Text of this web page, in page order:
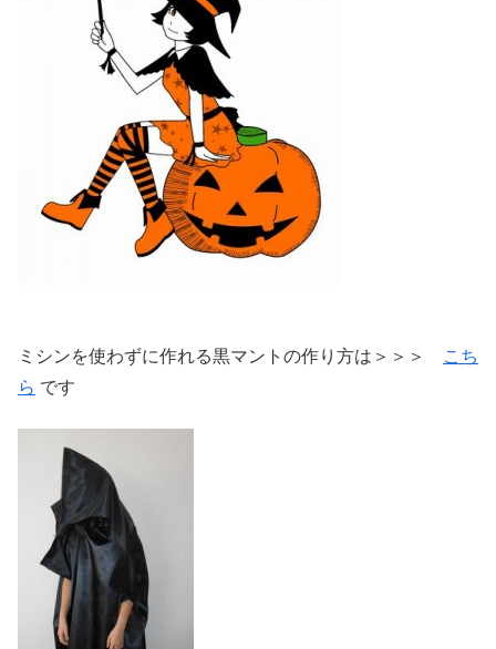
ミシンを使わずに作れる黒マントの作り方は＞＞＞
こち
ら です